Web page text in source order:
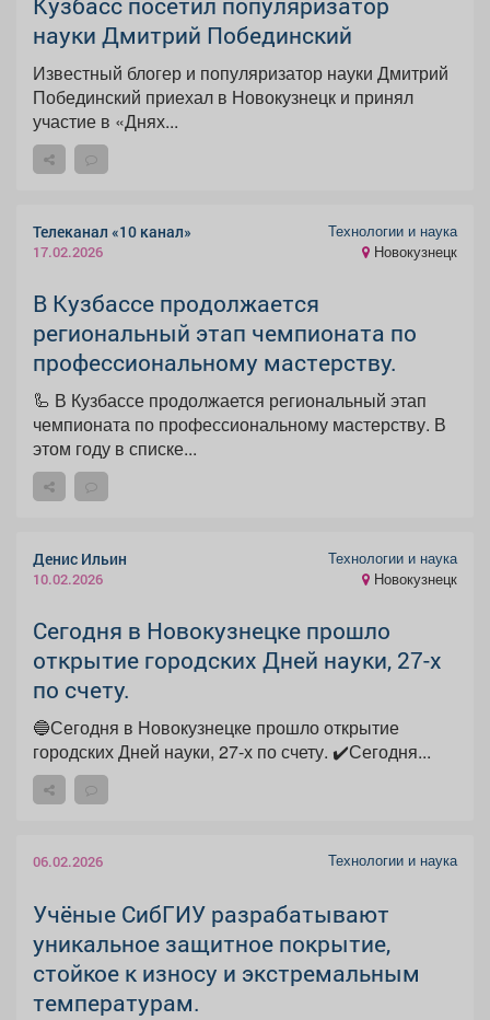
науки Дмитрий Побединский
Известный блогер и популяризатор науки Дмитрий
Побединский приехал в Новокузнецк и принял
участие в «Днях...
Телеканал «10 канал»
17.02.2026
Технологии и наука
Новокузнецк
В Кузбассе продолжается
региональный этап чемпионата по
профессиональному мастерству.
🦾 В Кузбассе продолжается региональный этап
чемпионата по профессиональному мастерству. В
этом году в списке...
Денис Ильин
10.02.2026
Технологии и наука
Новокузнецк
Сегодня в Новокузнецке прошло
открытие городских Дней науки, 27-х
по счету.
🔵Сегодня в Новокузнецке прошло открытие
городских Дней науки, 27-х по счету. ✔️Сегодня...
06.02.2026 Технологии и наука
Учёные СибГИУ разрабатывают
уникальное защитное покрытие,
стойкое к износу и экстремальным
температурам.